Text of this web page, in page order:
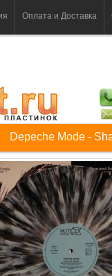
Оплата и Доставка
Depeche Mode -